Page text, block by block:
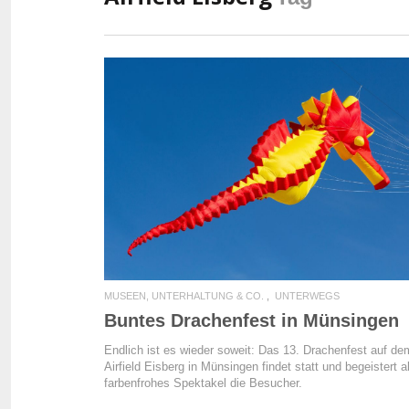
READ MORE
MUSEEN, UNTERHALTUNG & CO. UNTERWEGS
Buntes Drachenfest in Münsingen
Endlich ist es wieder soweit: Das 13. Drachenfest auf
Airfield Eisberg in Münsingen findet statt und begeistert
farbenfrohes Spektakel die Besucher.